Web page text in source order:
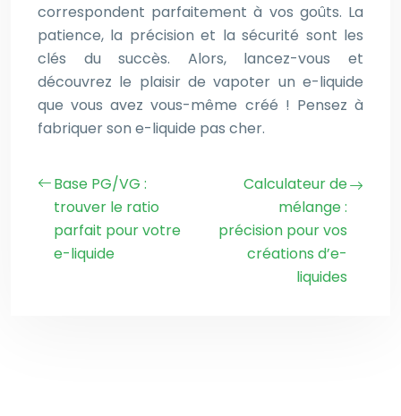
correspondent parfaitement à vos goûts. La
patience, la précision et la sécurité sont les
clés du succès. Alors, lancez-vous et
découvrez le plaisir de vapoter un e-liquide
que vous avez vous-même créé ! Pensez à
fabriquer son e-liquide pas cher.
Base PG/VG :
trouver le ratio
parfait pour votre
e-liquide
Calculateur de
mélange :
précision pour vos
créations d’e-
liquides